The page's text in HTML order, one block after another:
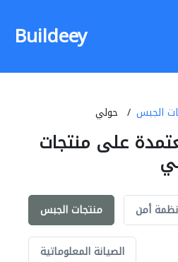
Buildeey
الجبس حولي
على منتجات
منتجات الجبس أمن
الصيانة المعلوماتية